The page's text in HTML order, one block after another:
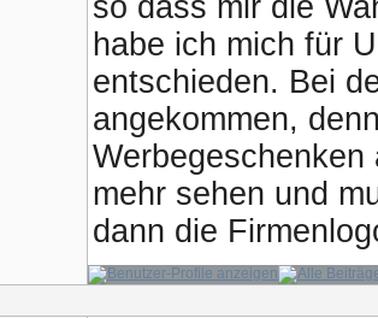
so dass mir die
habe ich mich für
entschieden. Bei
angekommen,
mehr sehen und
dann die